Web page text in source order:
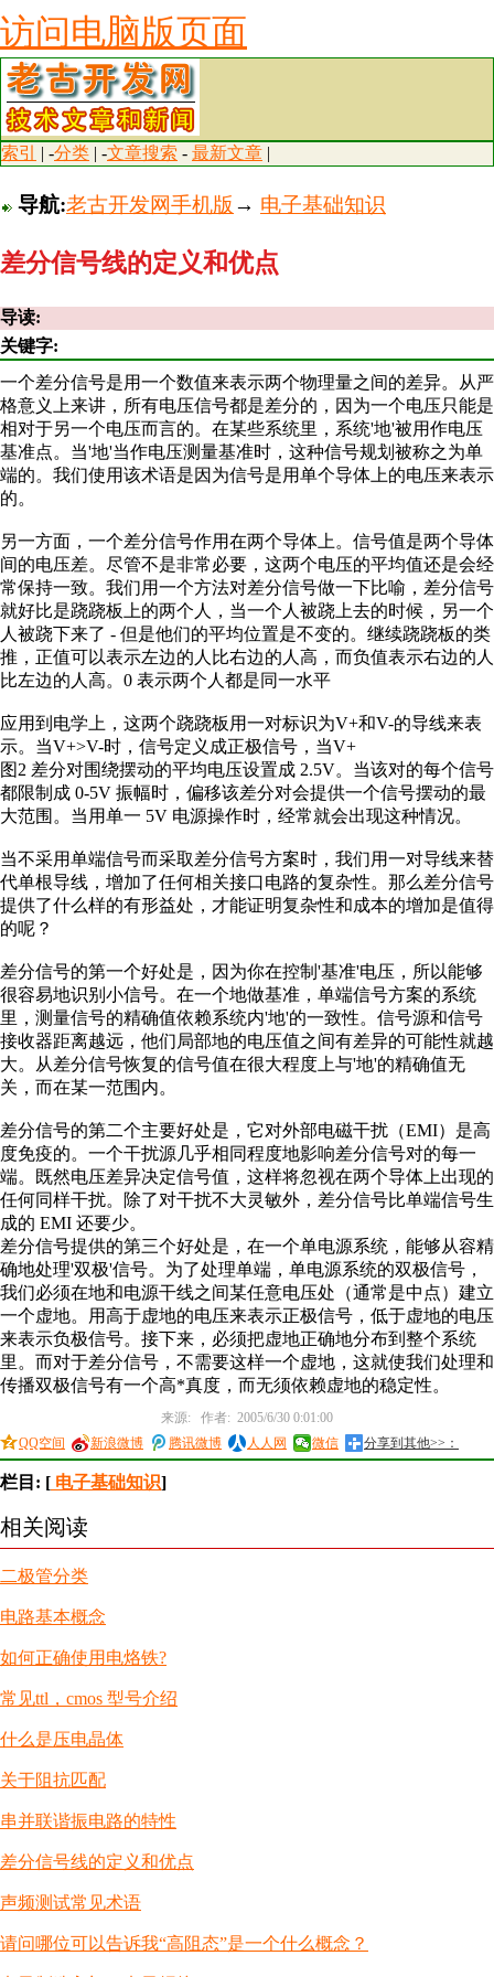
访问电脑版页面
索引 | -分类 | -文章搜索 - 最新文章 |
导航:老古开发网手机版 → 电子基础知识
差分信号线的定义和优点
导读:
关键字:
一个差分信号是用一个数值来表示两个物理量之间的差异。从严
格意义上来讲，所有电压信号都是差分的，因为一个电压只能是
相对于另一个电压而言的。在某些系统里，系统'地'被用作电压
基准点。当'地'当作电压测量基准时，这种信号规划被称之为单
端的。我们使用该术语是因为信号是用单个导体上的电压来表示
的。
另一方面，一个差分信号作用在两个导体上。信号值是两个导体
间的电压差。尽管不是非常必要，这两个电压的平均值还是会经
常保持一致。我们用一个方法对差分信号做一下比喻，差分信号
就好比是跷跷板上的两个人，当一个人被跷上去的时候，另一个
人被跷下来了 - 但是他们的平均位置是不变的。继续跷跷板的类
推，正值可以表示左边的人比右边的人高，而负值表示右边的人
比左边的人高。0 表示两个人都是同一水平
应用到电学上，这两个跷跷板用一对标识为V+和V-的导线来表
示。当V+>V-时，信号定义成正极信号，当V+
图2 差分对围绕摆动的平均电压设置成 2.5V。当该对的每个信号
都限制成 0-5V 振幅时，偏移该差分对会提供一个信号摆动的最
大范围。当用单一 5V 电源操作时，经常就会出现这种情况。
当不采用单端信号而采取差分信号方案时，我们用一对导线来替
代单根导线，增加了任何相关接口电路的复杂性。那么差分信号
提供了什么样的有形益处，才能证明复杂性和成本的增加是值得
的呢？
差分信号的第一个好处是，因为你在控制'基准'电压，所以能够
很容易地识别小信号。在一个地做基准，单端信号方案的系统
里，测量信号的精确值依赖系统内'地'的一致性。信号源和信号
接收器距离越远，他们局部地的电压值之间有差异的可能性就越
大。从差分信号恢复的信号值在很大程度上与'地'的精确值无
关，而在某一范围内。
差分信号的第二个主要好处是，它对外部电磁干扰（EMI）是高
度免疫的。一个干扰源几乎相同程度地影响差分信号对的每一
端。既然电压差异决定信号值，这样将忽视在两个导体上出现的
任何同样干扰。除了对干扰不大灵敏外，差分信号比单端信号生
成的 EMI 还要少。
差分信号提供的第三个好处是，在一个单电源系统，能够从容精
确地处理'双极'信号。为了处理单端，单电源系统的双极信号，
我们必须在地和电源干线之间某任意电压处（通常是中点）建立
一个虚地。用高于虚地的电压来表示正极信号，低于虚地的电压
来表示负极信号。接下来，必须把虚地正确地分布到整个系统
里。而对于差分信号，不需要这样一个虚地，这就使我们处理和
传播双极信号有一个高*真度，而无须依赖虚地的稳定性。
来源: 作者: 2005/6/30 0:01:00
QQ空间
新浪微博 腾讯微博 人人网 微信 分享到其他>>：
栏目: [ 电子基础知识]
相关阅读
二极管分类
电路基本概念
如何正确使用电烙铁?
常见ttl，cmos 型号介绍
什么是压电晶体
关于阻抗匹配
串并联谐振电路的特性
差分信号线的定义和优点
声频测试常见术语
请问哪位可以告诉我“高阻态”是一个什么概念？